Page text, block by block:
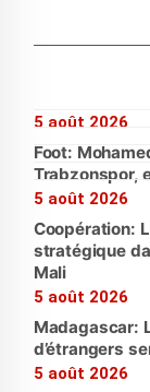
5 août 2026
Foot:
Trabzonspor,
5 août 2026
Coopération:
stratégique
Mali
5 août 2026
Madagascar:
d’étrangers
5 août 2026